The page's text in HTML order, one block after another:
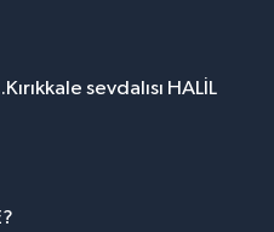
sevdalısı HALİL